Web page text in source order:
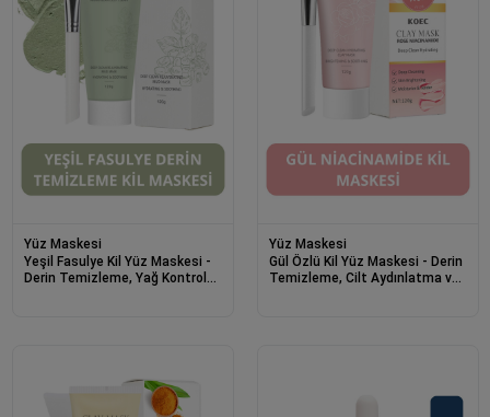
Yüz Maskesi
Yeşil Fasulye Kil Yüz Maskesi -
Derin Temizleme, Yağ Kontrolü
Yüz Maskesi
Gül Özlü Kil Yüz Maskesi - Derin
Temizleme, Cilt Aydınlatma ve